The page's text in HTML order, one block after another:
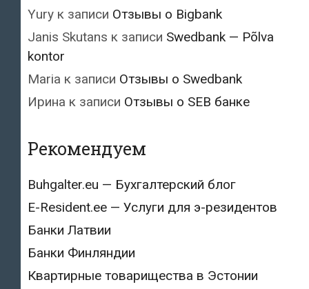
Yury к записи Отзывы о Bigbank
Janis Skutans к записи Swedbank — Põlva
kontor
Maria к записи Отзывы о Swedbank
Ирина к записи Отзывы о SEB банке
Рекомендуем
Buhgalter.eu — Бухгалтерский блог
E-Resident.ee — Услуги для э-резидентов
Банки Латвии
Банки Финляндии
Квартирные товарищества в Эстонии